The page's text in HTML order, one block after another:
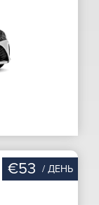
€53 / ДЕНЬ